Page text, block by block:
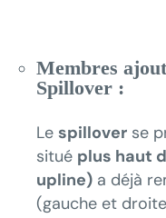
Membres
Spillover :
Le spillover se
situé plus haut
upline) a déjà
(gauche et